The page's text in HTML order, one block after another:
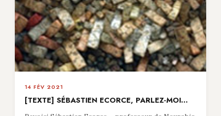
14 FÉV 2021
[TEXTE] SÉBASTIEN ECORCE, PARLEZ-MOI…